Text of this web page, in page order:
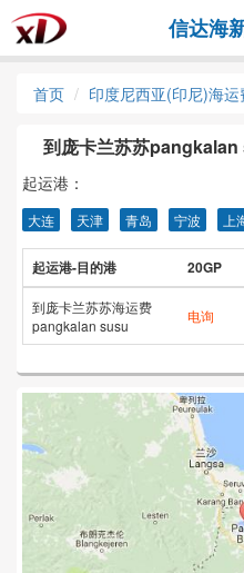
信达海
首页 印度尼西亚(印尼)海运
到庞卡兰苏苏
起运港：
大连 天津 青岛 宁波 上
起运港-目的港 20GP
到庞卡兰苏苏海运费
pangkalan susu
电询